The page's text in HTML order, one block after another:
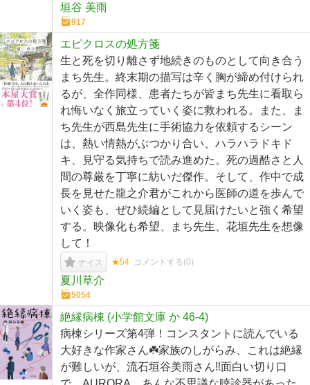
垣谷 美雨
917
エピクロスの処方箋
生と死を切り離さず地続きのものとして向き合う
まち先生。終末期の描写は辛く胸が締め付けられ
るが、全作同様、患者たちが皆まち先生に看取ら
れ悔いなく旅立っていく姿に救われる。また、ま
ち先生が西島先生に手術協力を依頼するシーン
は、熱い情熱がぶつかり合い、ハラハラドキド
キ、見守る気持ちで読み進めた。死の過酷さと人
間の尊厳を丁寧に紡いだ傑作。そして、作中で成
長を見せた龍之介君がこれから医師の道を歩んで
いく姿も、ぜひ続編として見届けたいと強く希望
する。映像化も希望、まち先生、花垣先生を想像
して！
ナイス ★54 コメントする(0)
夏川草介
5054
絶縁病棟 (小学館文庫 か 46-4)
病棟シリーズ第4弾！コンスタントに読んでいる
大好きな作家さん☘️家族のしがらみ、これは絶縁
が難しいが、流石垣谷美雨さん‼️面白い切り口